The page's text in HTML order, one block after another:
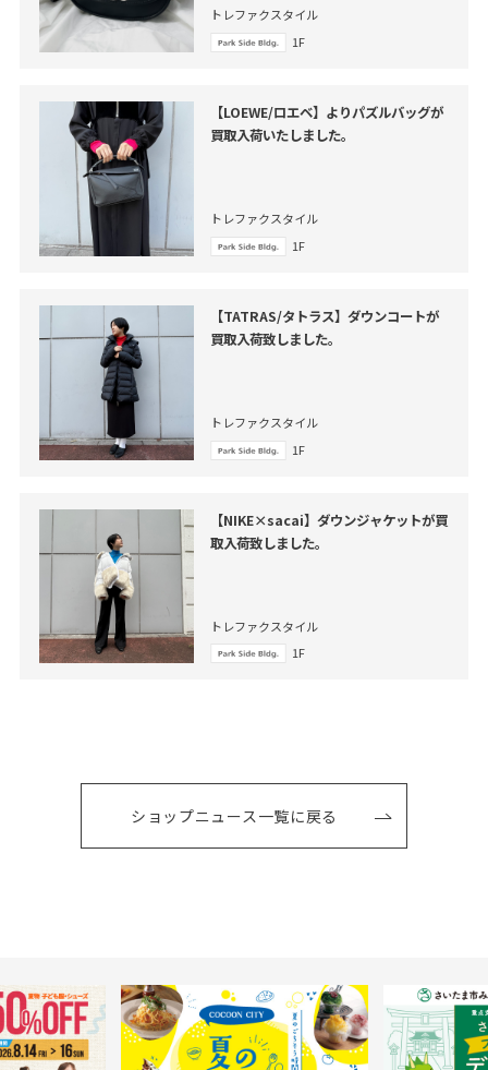
トレファクスタイル
1F
【LOEWE/ロエベ】よりパズルバッグが
買取入荷いたしました。
トレファクスタイル
1F
【TATRAS/タトラス】ダウンコートが
買取入荷致しました。
トレファクスタイル
1F
【NIKE×sacai】ダウンジャケットが買
取入荷致しました。
トレファクスタイル
1F
ショップニュース一覧に戻る